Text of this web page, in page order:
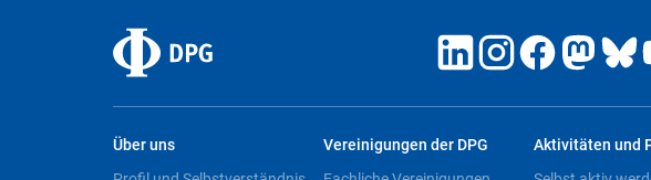
Über uns Vereinigungen der DPG Aktivitäten und